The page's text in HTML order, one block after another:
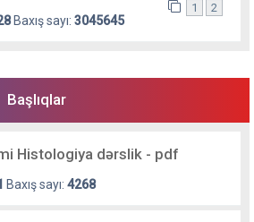
Baxış sayı: 3045645
1 2
Başlıqlar
Histologiya dərslik - pdf
Baxış sayı: 4268